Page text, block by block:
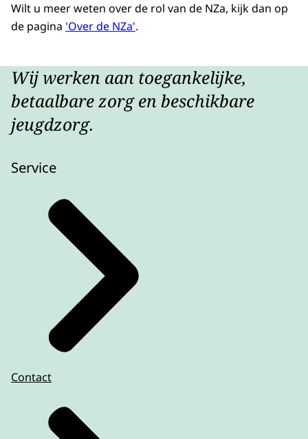
Wilt u meer weten over de rol van de NZa, kijk dan op
de pagina 'Over de NZa'.
Wij werken aan toegankelijke,
betaalbare zorg en beschikbare
jeugdzorg.
Service
Contact